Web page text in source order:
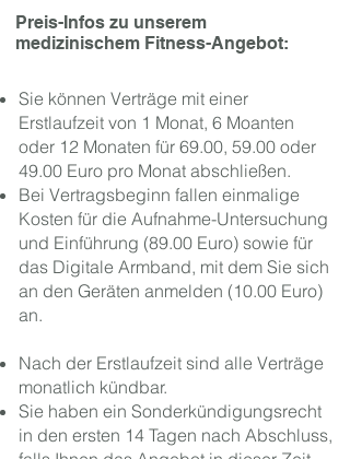
Preis-Infos zu unserem
medizinischem Fitness-Angebot:
Sie können Verträge mit einer
Erstlaufzeit von 1 Monat, 6 Moanten
oder 12 Monaten für 69.00, 59.00 oder
49.00 Euro pro Monat abschließen.
Bei Vertragsbeginn fallen einmalige
Kosten für die Aufnahme-Untersuchung
und Einführung (89.00 Euro) sowie für
das Digitale Armband, mit dem Sie sich
an den Geräten anmelden (10.00 Euro)
an.
Nach der Erstlaufzeit sind alle Verträge
monatlich kündbar.
Sie haben ein Sonderkündigungsrecht
in den ersten 14 Tagen nach Abschluss,